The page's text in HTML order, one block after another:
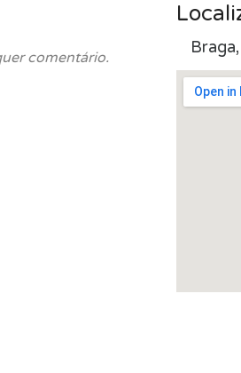
comentário.